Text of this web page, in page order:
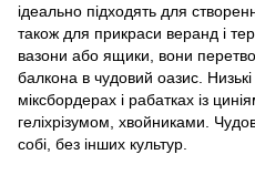
ідеально підходять для
також для прикраси веранд і
вазони або ящики, вони
балкона в чудовий оазис.
міксбордерах і рабатках із
геліхрізумом, хвойниками.
собі, без інших культур.